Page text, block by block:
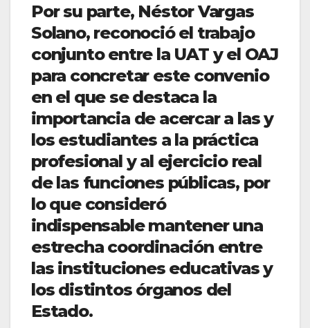
Por su parte, Néstor Vargas
Solano, reconoció el trabajo
conjunto entre la UAT y el OAJ
para concretar este convenio
en el que se destaca la
importancia de acercar a las y
los estudiantes a la práctica
profesional y al ejercicio real
de las funciones públicas, por
lo que consideró
indispensable mantener una
estrecha coordinación entre
las instituciones educativas y
los distintos órganos del
Estado.